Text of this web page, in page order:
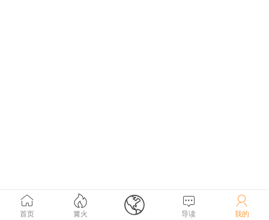

首页

篝火  
导读

我的